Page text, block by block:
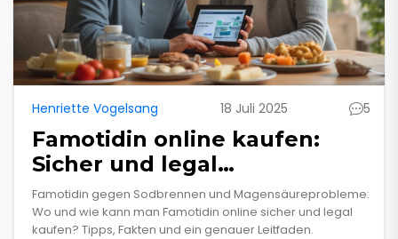
Henriette Vogelsang 18 Juli 2025 5
Famotidin online kaufen:
Sicher und legal
Medikamente bestellen
Famotidin gegen Sodbrennen und Magensäureprobleme:
Wo und wie kann man Famotidin online sicher und legal
kaufen? Tipps, Fakten und ein genauer Leitfaden.